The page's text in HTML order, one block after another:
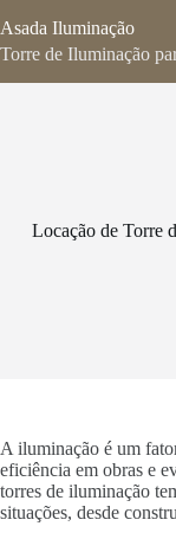
para
o
Asada Iluminação
Torre de Iluminação
Locação de Torre
A iluminação é um
eficiência em obras e
torres de iluminação
situações, desde